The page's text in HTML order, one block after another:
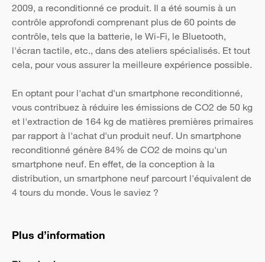
2009, a reconditionné ce produit. Il a été soumis à un
contrôle approfondi comprenant plus de 60 points de
contrôle, tels que la batterie, le Wi-Fi, le Bluetooth,
l'écran tactile, etc., dans des ateliers spécialisés. Et tout
cela, pour vous assurer la meilleure expérience possible.
En optant pour l'achat d'un smartphone reconditionné,
vous contribuez à réduire les émissions de CO2 de 50 kg
et l'extraction de 164 kg de matières premières primaires
par rapport à l'achat d'un produit neuf. Un smartphone
reconditionné génère 84% de CO2 de moins qu'un
smartphone neuf. En effet, de la conception à la
distribution, un smartphone neuf parcourt l'équivalent de
4 tours du monde. Vous le saviez ?
Plus d’information